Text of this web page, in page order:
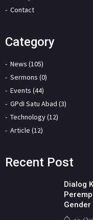
Contact
Category
News (105)
Sermons (0)
Events (44)
GPdI Satu Abad (3)
Technology (12)
Article (12)
Recent Post
Dialog
Gender